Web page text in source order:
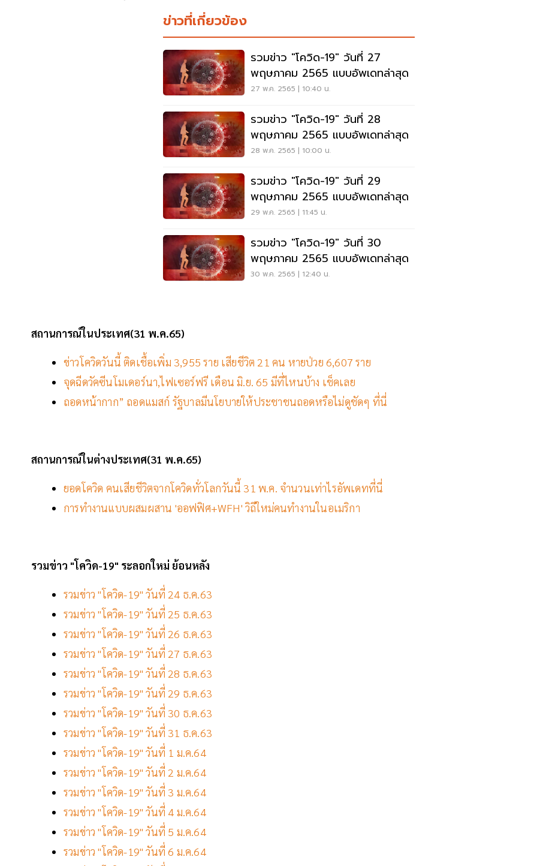
ข่าวที่เกี่ยวข้อง
รวมข่าว "โควิด-19" วันที่ 27
พฤษภาคม 2565 แบบอัพเดทล่าสุด
27 พ.ค. 2565 | 10:40 น.
รวมข่าว "โควิด-19" วันที่ 28
พฤษภาคม 2565 แบบอัพเดทล่าสุด
28 พ.ค. 2565 | 10:00 น.
รวมข่าว "โควิด-19" วันที่ 29
พฤษภาคม 2565 แบบอัพเดทล่าสุด
29 พ.ค. 2565 | 11:45 น.
รวมข่าว "โควิด-19" วันที่ 30
พฤษภาคม 2565 แบบอัพเดทล่าสุด
30 พ.ค. 2565 | 12:40 น.
สถานการณ์ในประเทศ(31 พ.ค.65)
ข่าวโควิดวันนี้ ติดเชื้อเพิ่ม 3,955 ราย เสียชีวิต 21 คน หายป่วย 6,607 ราย
จุดฉีดวัคซีนโมเดอร์นา,ไฟเซอร์ฟรี เดือน มิ.ย. 65 มีที่ไหนบ้าง เช็คเลย
ถอดหน้ากาก” ถอดแมสก์ รัฐบาลมีนโยบายให้ประชาชนถอดหรือไม่ดูชัดๆ ที่นี่
สถานการณ์ในต่างประเทศ(31 พ.ค.65)
ยอดโควิด คนเสียชีวิตจากโควิดทั่วโลกวันนี้ 31 พ.ค. จำนวนเท่าไรอัพเดทที่นี่
การทำงานแบบผสมผสาน 'ออฟฟิศ+WFH' วิถีใหม่คนทำงานในอเมริกา
รวมข่าว "โควิด-19" ระลอกใหม่ ย้อนหลัง
รวมข่าว "โควิด-19" วันที่ 24 ธ.ค.63
รวมข่าว "โควิด-19" วันที่ 25 ธ.ค.63
รวมข่าว "โควิด-19" วันที่ 26 ธ.ค.63
รวมข่าว "โควิด-19" วันที่ 27 ธ.ค.63
รวมข่าว "โควิด-19" วันที่ 28 ธ.ค.63
รวมข่าว "โควิด-19" วันที่ 29 ธ.ค.63
รวมข่าว "โควิด-19" วันที่ 30 ธ.ค.63
รวมข่าว "โควิด-19" วันที่ 31 ธ.ค.63
รวมข่าว "โควิด-19" วันที่ 1 ม.ค.64
รวมข่าว "โควิด-19" วันที่ 2 ม.ค.64
รวมข่าว "โควิด-19" วันที่ 3 ม.ค.64
รวมข่าว "โควิด-19" วันที่ 4 ม.ค.64
รวมข่าว "โควิด-19" วันที่ 5 ม.ค.64
รวมข่าว "โควิด-19" วันที่ 6 ม.ค.64